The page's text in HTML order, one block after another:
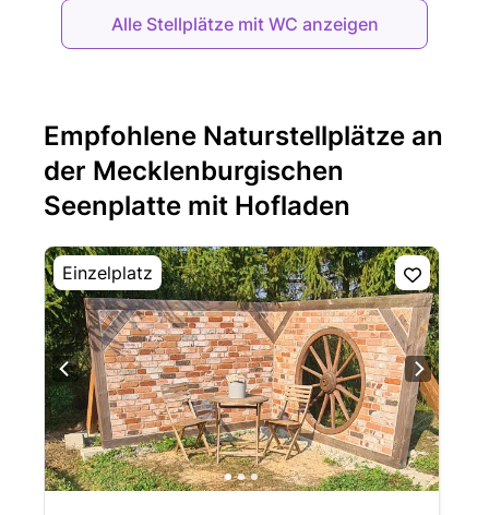
Alle Stellplätze mit WC anzeigen
Empfohlene Naturstellplätze an
der Mecklenburgischen
Seenplatte mit Hofladen
Einzelplatz